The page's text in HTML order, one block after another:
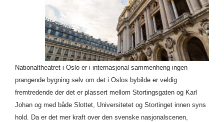
Nationaltheatret i Oslo er i internasjonal sammenheng ingen
prangende bygning selv om det i Oslos bybilde er veldig
fremtredende der det er plassert mellom Stortingsgaten og Karl
Johan og med både Slottet, Universitetet og Stortinget innen syns
hold. Da er det mer kraft over den svenske nasjonalscenen,